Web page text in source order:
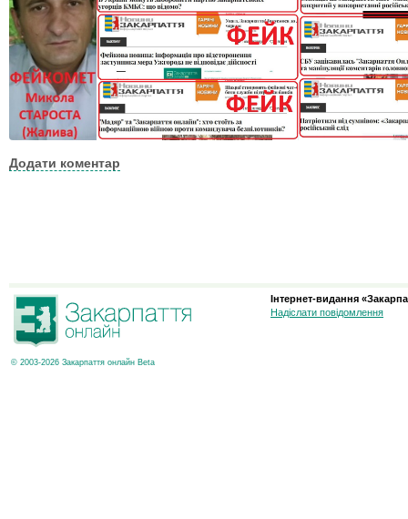
Додати коментар
© 2003-2026 Закарпаття онлайн Beta
Інтернет-видання
Надіслати повідомлення